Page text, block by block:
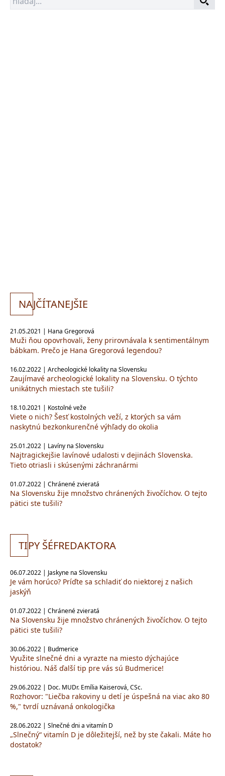
NAJČÍTANEJŠIE
21.05.2021 | Hana Gregorová
Muži ňou opovrhovali, ženy prirovnávala k sentimentálnym
bábkam. Prečo je Hana Gregorová legendou?
16.02.2022 | Archeologické lokality na Slovensku
Zaujímavé archeologické lokality na Slovensku. O týchto
unikátnych miestach ste tušili?
18.10.2021 | Kostolné veže
Viete o nich? Šesť kostolných veží, z ktorých sa vám
naskytnú bezkonkurenčné výhľady do okolia
25.01.2022 | Lavíny na Slovensku
Najtragickejšie lavínové udalosti v dejinách Slovenska.
Tieto otriasli i skúsenými záchranármi
01.07.2022 | Chránené zvieratá
Na Slovensku žije množstvo chránených živočíchov. O tejto
pätici ste tušili?
TIPY ŠÉFREDAKTORA
06.07.2022 | Jaskyne na Slovensku
Je vám horúco? Príďte sa schladiť do niektorej z našich
jaskýň
01.07.2022 | Chránené zvieratá
Na Slovensku žije množstvo chránených živočíchov. O tejto
pätici ste tušili?
30.06.2022 | Budmerice
Využite slnečné dni a vyrazte na miesto dýchajúce
históriou. Náš ďalší tip pre vás sú Budmerice!
29.06.2022 | Doc. MUDr. Emília Kaiserová, CSc.
Rozhovor: "Liečba rakoviny u detí je úspešná na viac ako 80
%," tvrdí uznávaná onkologička
28.06.2022 | Slnečné dni a vitamín D
„Slnečný“ vitamín D je dôležitejší, než by ste čakali. Máte ho
dostatok?